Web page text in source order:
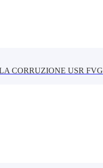
CORRUZIONE USR FVG